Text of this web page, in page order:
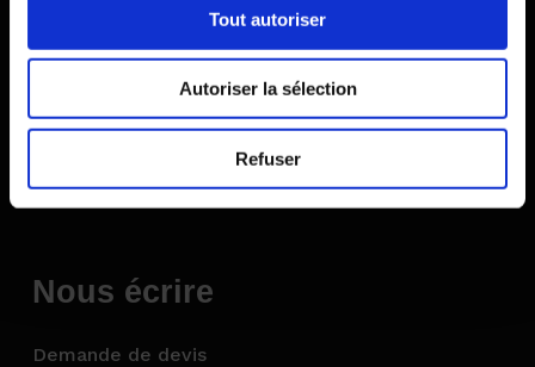
Tout autoriser
Autoriser la sélection
Refuser
Siège Social & Usine:
DIPLEX – Zone d’activité La Pichatière – BP 14
Nous écrire
Demande de devis